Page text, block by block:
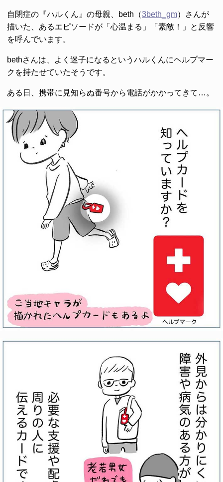
自閉症の『ハルくん』の母親、beth（3beth_gm）さんが
描いた、あるエピソードが「心温まる」「素敵！」と反響
を呼んでいます。
bethさんは、よく迷子になるというハルくんにヘルプマー
クを持たせていたそうです。
ある日、携帯に見知らぬ番号から電話がかかってきて…。